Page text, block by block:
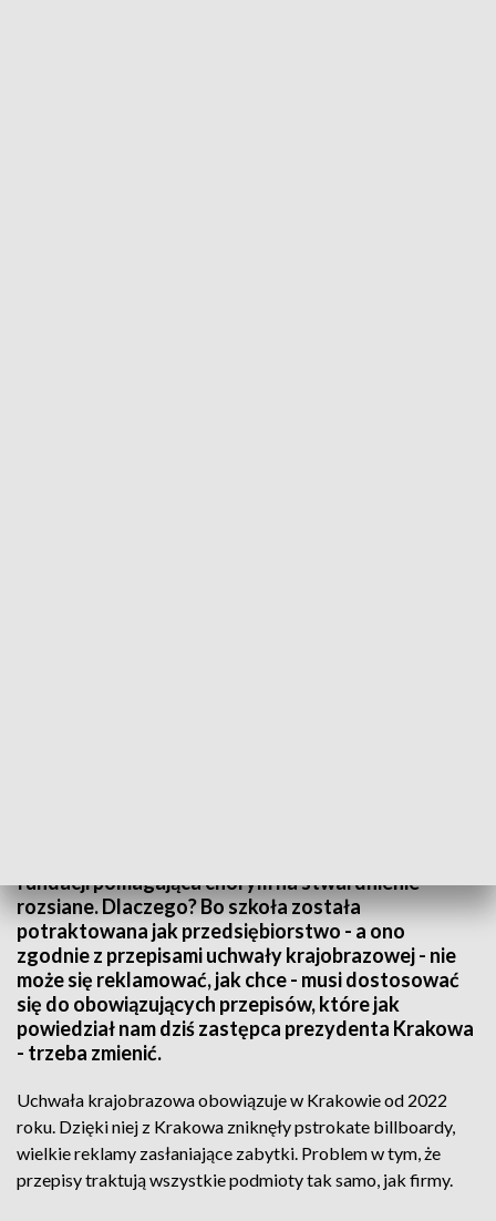
fundacji pomagająca chorym na stwardnienie
rozsiane. Dlaczego? Bo szkoła została
potraktowana jak przedsiębiorstwo - a ono
zgodnie z przepisami uchwały krajobrazowej - nie
może się reklamować, jak chce - musi dostosować
się do obowiązujących przepisów, które jak
powiedział nam dziś zastępca prezydenta Krakowa
- trzeba zmienić.
Uchwała krajobrazowa obowiązuje w Krakowie od 2022
roku. Dzięki niej z Krakowa zniknęły pstrokate billboardy,
wielkie reklamy zasłaniające zabytki. Problem w tym, że
przepisy traktują wszystkie podmioty tak samo, jak firmy.